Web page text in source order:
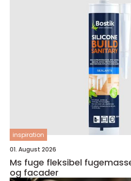
inspiration
01. August 2026
Ms fuge fleksibel fugemasse til vinduer, døre
og facader